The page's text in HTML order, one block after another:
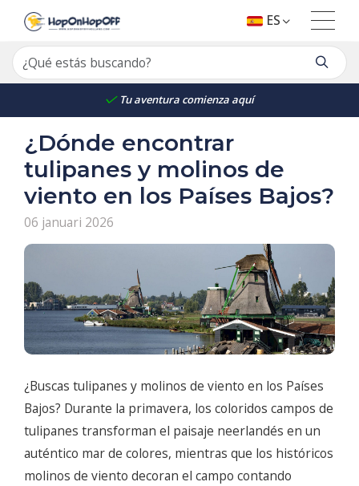
Tu aventura comienza aquí
ES
¿Dónde encontrar
tulipanes y molinos de
viento en los Países Bajos?
06 januari 2026
¿Buscas tulipanes y molinos de viento en los Países
Bajos? Durante la primavera, los coloridos campos de
tulipanes transforman el paisaje neerlandés en un
auténtico mar de colores, mientras que los históricos
molinos de viento decoran el campo contando